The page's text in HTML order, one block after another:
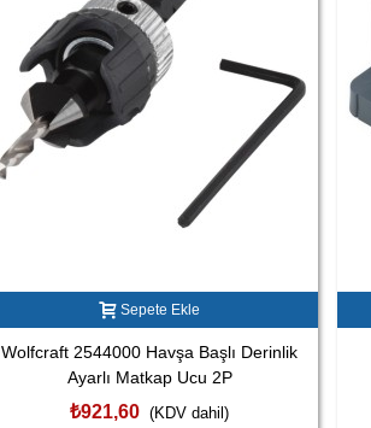
Sepete Ekle
Wolfcraft 2544000 Havşa Başlı Derinlik
Ayarlı Matkap Ucu 2P
₺921,60 (KDV dahil)